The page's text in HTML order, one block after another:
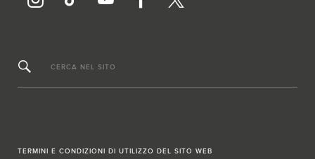
CERCA NEL SITO
TERMINI E CONDIZIONI DI UTILIZZO DEL SITO WEB